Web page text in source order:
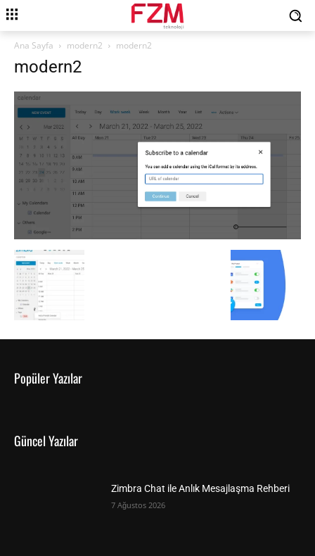
Ana Sayfa modern2 modern2
modern2
Popüler Yazılar
Güncel Yazılar
Zimbra Chat ile Anlık Mesajlaşma Rehberi
7 Ağustos 2026